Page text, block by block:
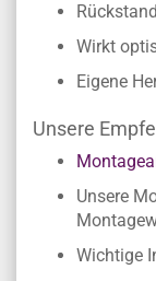
Wirkt
Eigene
Unsere
Unsere
Wichtige